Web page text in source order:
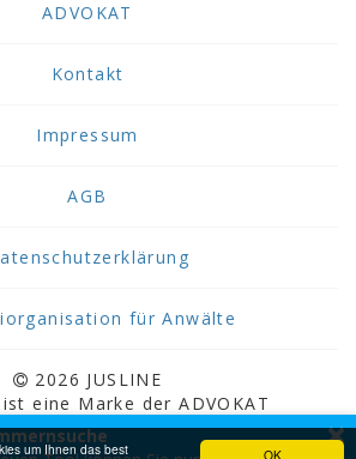
OK
um Ihnen das best
ADVOKAT
Kontakt
Impressum
AGB
für Anwälte
2026 JUSLINE
ist eine Marke der ADVOKAT
Greiter & Greiter GmbH.
×